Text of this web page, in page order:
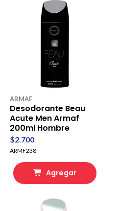
ARMAF
Desodorante Beau
Acute Men Armaf
200ml Hombre
$2.700
ARMF238
Agregar